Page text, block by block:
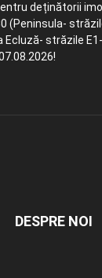
deținătorii
(Peninsula-
Ecluză- străzile
DESPRE NOI